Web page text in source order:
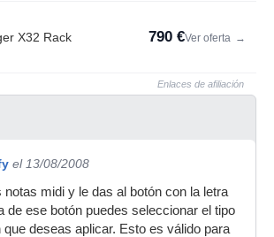
X32 Rack 790 €Ver oferta →
Enlaces de afiliación
el 13/08/2008
notas midi y le das al botón con la letra
de ese botón puedes seleccionar el tipo
deseas aplicar. Esto es válido para